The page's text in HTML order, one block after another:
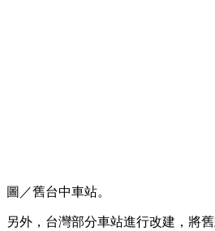
圖／舊台中車站。
另外，台灣部分車站進行改建，將